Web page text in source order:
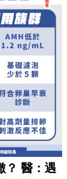
？ 醫：遇